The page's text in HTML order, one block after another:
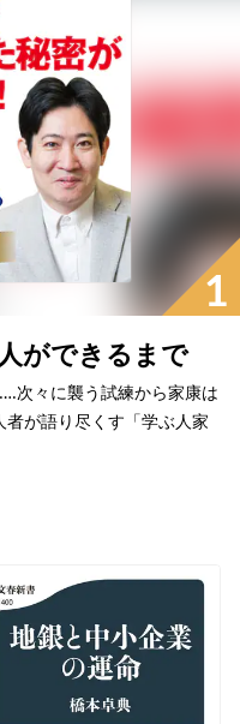
1
ができるまで
次々に襲う試練から家康は
が語り尽くす「学ぶ人家